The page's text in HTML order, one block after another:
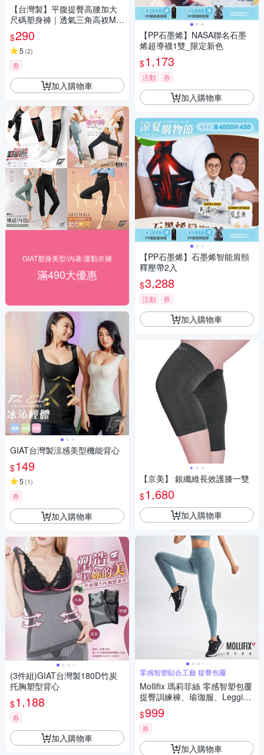
【台灣製】平腹提臀高腰加大
尺碼塑身褲｜透氣三角高衩M-2
XL/Q內褲 1965 可可【可蘭霓C
lany】
$290
5 (2)
券
加入購物車
GIAT塑身美型/內著/運動衣褲
滿490大優惠
GIAT台灣製涼感美型機能背心
$149
5 (1)
券
加入購物車
(3件組)GIAT台灣製180D竹炭
托胸塑型背心
$1,188
券
加入購物車
【PP石墨烯】NASA聯名石墨
烯超導襪1雙_限定新色
$1,173
活動 券
加入購物車
【PP石墨烯】石墨烯智能肩頸
釋壓帶2入
$3,288
活動 券
加入購物車
【京美】 銀纖維長效護膝一雙
$1,680
加入購物車
零感智塑貼合工藝 提臀包覆
Mollifix 瑪莉菲絲 零感智塑包覆
提臀訓練褲、瑜珈服、Legging
(冰川藍)
$999
券
加入購物車